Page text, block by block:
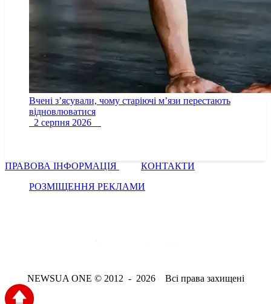
Вчені з’ясували, чому старіючі м’язи перестають
відновлюватися
2 серпня 2026
ПРАВОВА ІНФОРМАЦІЯ
КОНТАКТИ
РОЗМІЩЕННЯ РЕКЛАМИ
NEWSUA ONE © 2012 - 2026 Всі права захищені